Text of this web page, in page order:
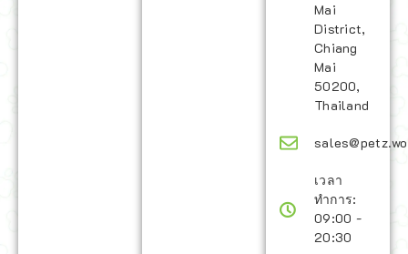
Mai
District,
Chiang
Mai
50200,
Thailand
เวลา
ทำการ:
09:00 -
20:30